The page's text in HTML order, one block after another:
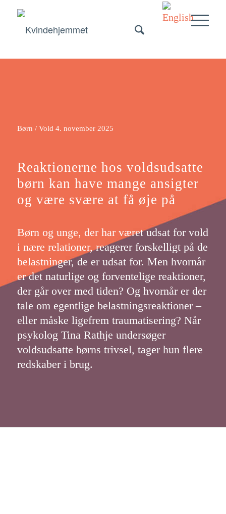
Børn / Vold 4. november 2025
Reaktionerne hos voldsudsatte
børn kan have mange ansigter
og være svære at få øje på
Børn og unge, der har været udsat for vold
i nære relationer, reagerer forskelligt på de
belastninger, de er udsat for. Men hvornår
er det naturlige og forventelige reaktioner,
der går over med tiden? Og hvornår er der
tale om egentlige belastningsreaktioner –
eller måske ligefrem traumatisering? Når
psykolog Tina Rathje undersøger
voldsudsatte børns trivsel, tager hun flere
redskaber i brug.